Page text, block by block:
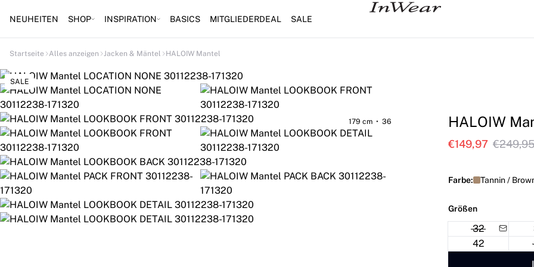
NEUHEITEN SHOP INSPIRATION BASICS MITGLIEDERDEAL SALE
Startseite Alles anzeigen Jacken & Mäntel HALOIW Mantel
179 cm • 36
SALE
HALOIW
€149,97
Farbe: Tannin /
Größen
32
42